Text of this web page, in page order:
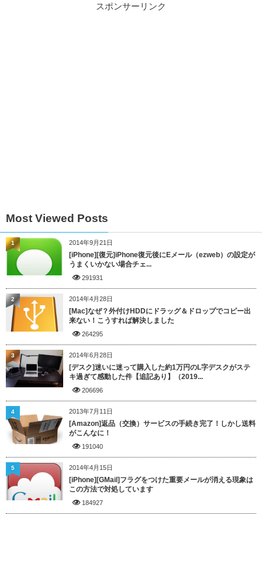
スポンサーリンク
Most Viewed Posts
2014年9月21日
[iPhone][復元]iPhone復元後にEメール（ezweb）の設定が
うまくいかない場合チェ...
291931
1
2014年4月28日
[Mac]なぜ？外付けHDDにドラッグ＆ドロップでコピー出
来ない！こうすれば解決しました
264295
2
2014年6月28日
[デスク]迷いに迷って購入した約1万円のL字デスクがステ
キ過ぎて感動した件【追記あり】（2019...
206696
3
2013年7月11日
[Amazon]返品（交換）サービスの手続き完了！しかし送料
がこんなに！
191040
4
2014年4月15日
[iPhone][GMail]フラグをつけた重要メールが消える現象は
この方法で対処しています
184927
5